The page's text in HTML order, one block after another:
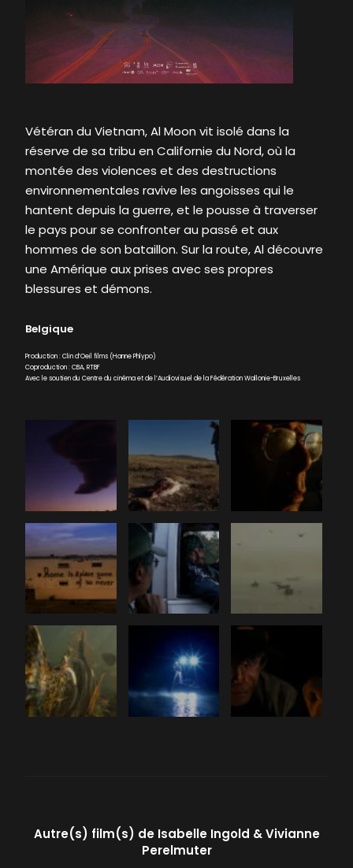
Vétéran du Vietnam, Al Moon vit isolé dans la
réserve de sa tribu en Californie du Nord, où la
montée des violences et des destructions
environnementales ravive les angoisses qui le
hantent depuis la guerre, et le pousse à traverser
le pays pour se confronter au passé et aux
hommes de son bataillon. Sur la route, Al découvre
une Amérique aux prises avec ses propres
blessures et démons.
Belgique
Production : Clin d’Oeil films (Hanne Phlypo)
Coproduction : CBA, RTBF
Avec le soutien du Centre du cinéma et de l’Audiovisuel de la Fédération Wallonie-Bruxelles
Autre(s) film(s) de Isabelle Ingold
Vivianne
Perelmuter